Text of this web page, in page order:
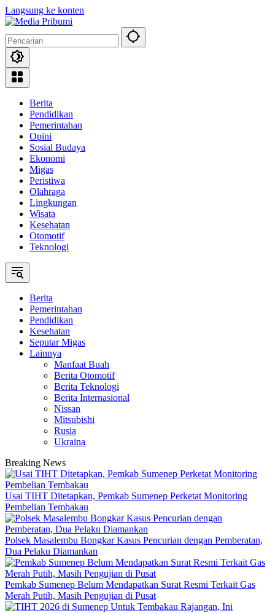
Langsung ke konten
Berita
Pendidikan
Pemerintahan
Opini
Sosial Budaya
Ekonomi
Migas
Peristiwa
Olahraga
Lingkungan
Wisata
Kesehatan
Otomotif
Teknologi
Berita
Pemerintahan
Pendidikan
Kesehatan
Seputar Migas
Lainnya
Manfaat Buah
Berita Otomotif
Berita Teknologi
Berita Internasional
Nissan
Mitsubishi
Rusia
Ukraina
Breaking News
Usai TIHT Ditetapkan, Pemkab Sumenep Perketat Monitoring
Pembelian Tembakau
Polsek Masalembu Bongkar Kasus Pencurian dengan Pemberatan,
Dua Pelaku Diamankan
Pemkab Sumenep Belum Mendapatkan Surat Resmi Terkait Gas
Merah Putih, Masih Pengujian di Pusat